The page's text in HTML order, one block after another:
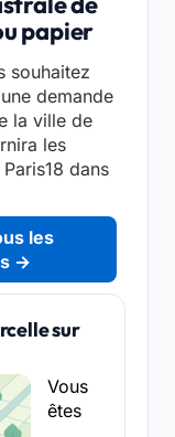
papier
souhaitez
demande
la ville de
les
dans
les
→
sur
Vous
êtes